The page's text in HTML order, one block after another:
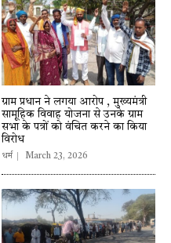
ग्राम प्रधान ने लगया आरोप , मुख्यमंत्री
सामूहिक विवाह योजना से उनके ग्राम
सभा के पत्रों को वंचित करने का किया
विरोध
धर्म March 23, 2026